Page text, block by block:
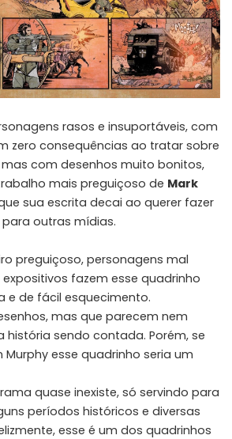
rasos e insuportáveis, com
zero consequências ao tratar sobre
com desenhos muito bonitos,
mais preguiçoso de Mark
sua escrita decai ao querer fazer
para outras mídias.
preguiçoso, personagens mal
fazem esse quadrinho
e de fácil esquecimento.
mas que parecem nem
história sendo contada. Porém, se
Murphy esse quadrinho seria um
quase inexiste, só servindo para
períodos históricos e diversas
esse é um dos quadrinhos